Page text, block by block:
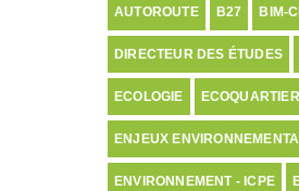
AUTOROUTE B27 BIM-
DIRECTEUR DES ÉTUDES
ECOLOGIE ECOQUARTIER
ENJEUX
ENVIRONNEMENT - ICPE